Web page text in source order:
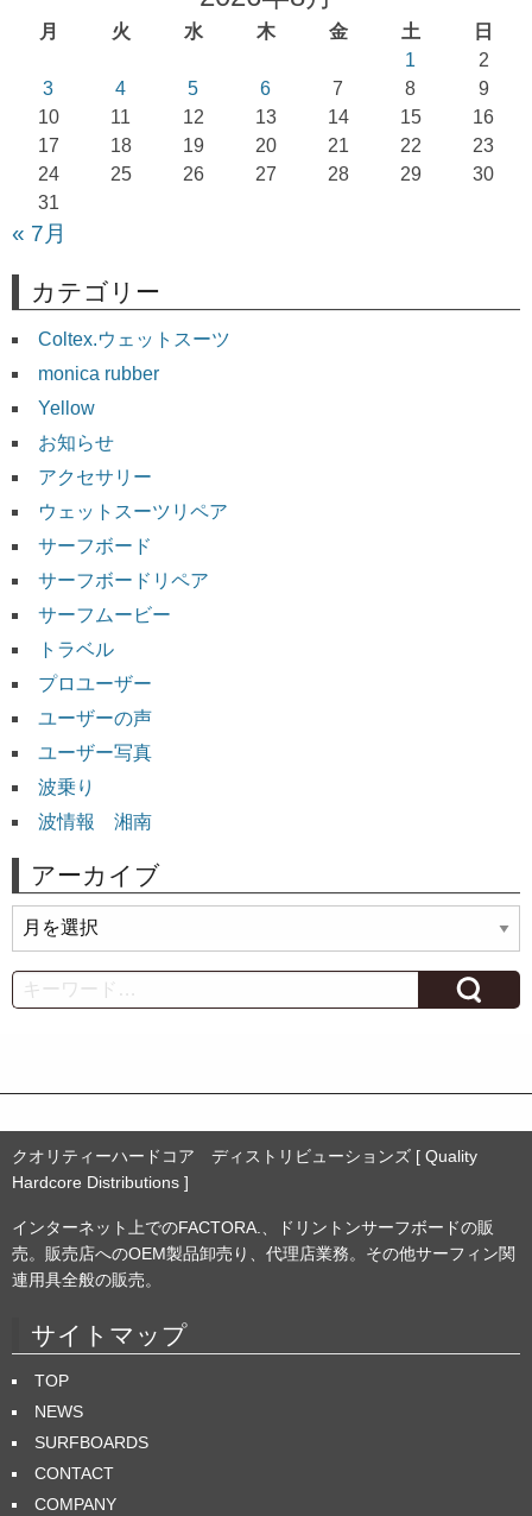
月 火 水 木 金 土
日
1
2
3
4 5 6 7 8
9
10
11 12 13 14 15
16
17
18 19 20 21 22
23
24
25 26 27 28 29
30
31
« 7月
カテゴリー
Coltex.ウェットスーツ
monica rubber
Yellow
お知らせ
アクセサリー
ウェットスーツリペア
サーフボード
サーフボードリペア
サーフムービー
トラベル
プロユーザー
ユーザーの声
ユーザー写真
波乗り
波情報 湘南
アーカイブ
ー
カ
イ
Search
クオリティーハードコア ディストリビューションズ [ Quality
Hardcore Distributions ]
インターネット上でのFACTORA.、ドリントンサーフボードの販
売。販売店へのOEM製品卸売り、代理店業務。その他サーフィン関
連用具全般の販売。
サイトマップ
TOP
NEWS
SURFBOARDS
CONTACT
COMPANY